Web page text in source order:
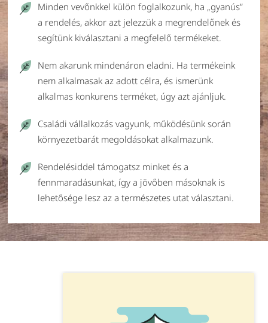
Minden vevőnkkel külön foglalkozunk, ha „gyanús”
a rendelés, akkor azt jelezzük a megrendelőnek és
segítünk kiválasztani a megfelelő termékeket.
Nem akarunk mindenáron eladni. Ha termékeink
nem alkalmasak az adott célra, és ismerünk
alkalmas konkurens terméket, úgy azt ajánljuk.
Családi vállalkozás vagyunk, működésünk során
környezetbarát megoldásokat alkalmazunk.
Rendelésiddel támogatsz minket és a
fennmaradásunkat, így a jövőben másoknak is
lehetősége lesz az a természetes utat választani.